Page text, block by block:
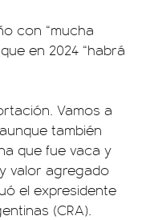
con “mucha
en 2024 “habrá
Vamos a
también
que fue vaca y
valor agregado
el expresidente
(CRA).